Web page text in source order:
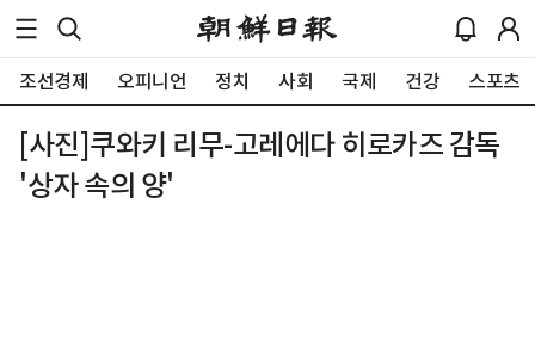
조선경제 오피니언 정치 사회 국제 건강 스포츠
[사진]쿠와키 리무-고레에다 히로카즈 감독
'상자 속의 양'